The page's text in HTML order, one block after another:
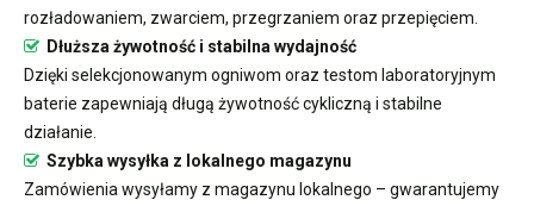
rozładowaniem, zwarciem, przegrzaniem oraz przepięciem.
Dłuższa żywotność i stabilna wydajność
Dzięki selekcjonowanym ogniwom oraz testom laboratoryjnym
baterie zapewniają długą żywotność cykliczną i stabilne
działanie.
Szybka wysyłka z lokalnego magazynu
Zamówienia wysyłamy z magazynu lokalnego – gwarantujemy